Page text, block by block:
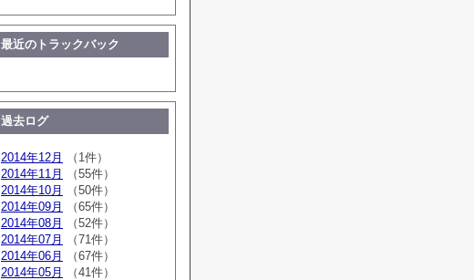
最近のトラックバック
過去ログ
2014年12月
（1件）
2014年11月
（55件）
2014年10月
（50件）
2014年09月
（65件）
2014年08月
（52件）
2014年07月
（71件）
2014年06月
（67件）
2014年05月
（41件）